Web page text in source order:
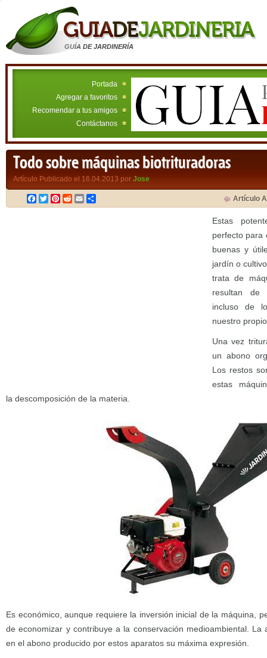
GUÍA DE JARDINERÍA
Portada
Agregar a favoritos
Recomendar a tus amigos
Contáctanos
Todo sobre máquinas biotrituradoras
Artículo Publicado el 16.04.2013 por Jose
Facebook
TwitterPinterest
RedditEmail Artículo
Estas
perfecto para
buenas y
jardín o
trata de
resultan de
incluso de
nuestro
Una vez
un abono
Los restos
estas
la descomposición de la materia.
Es económico, aunque requiere la inversión inicial de la máquina,
de economizar y contribuye a la conservación medioambiental. La
en el abono producido por estos aparatos su máxima expresión.